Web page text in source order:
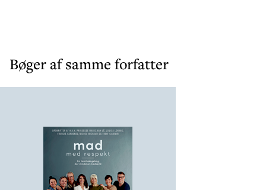
og elever og lærere fra Suhrs Madakademiet har i den
gode sags tjeneste bidraget med lækre opskrifter på
man som her får lidt hjælp og inspiration til, hvordan
det kan gøres.
Bøger af samme forfatter